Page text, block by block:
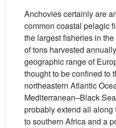
Anchovies certainly are
common coastal pelagic
the largest fisheries in
of tons harvested annually
geographic range of
thought to be confined to
northeastern Atlantic
Mediterranean–Black
probably extend all along
to southern Africa and a